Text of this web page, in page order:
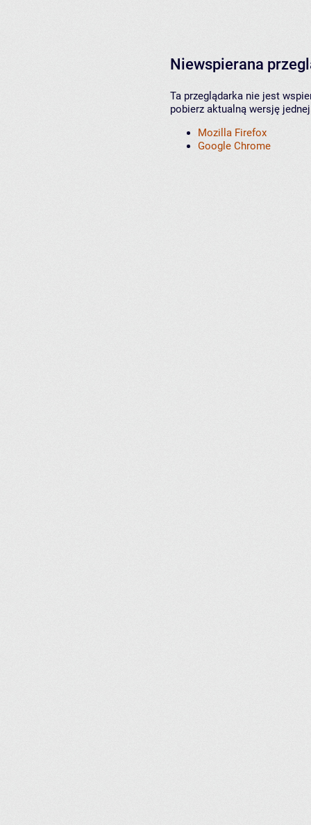
Niewspierana
Ta przeglądarka nie jest
pobierz aktualną wersję
Mozilla Firefox
Google Chrome